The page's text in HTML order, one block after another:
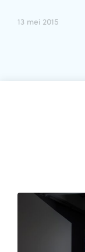
13 mei 2015